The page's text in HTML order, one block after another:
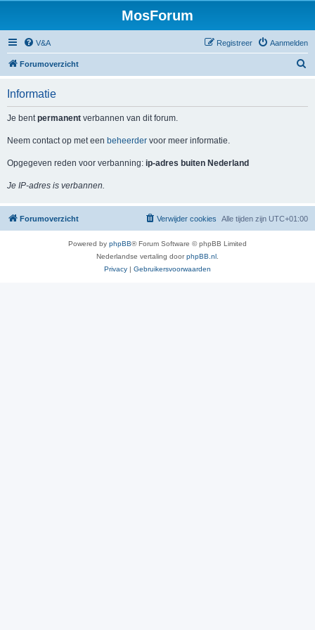
MosForum
V&A Aanmelden
Registreer
Forumoverzicht
Informatie
Je bentpermanent verbannen van dit forum.
Neem contact op met een beheerder voor meer informatie.
Opgegeven reden voor verbanning: ip-adres buiten Nederland
Je IP-adres is verbannen.
Forumoverzicht Alle tijden zijn UTC+01:00
Verwijder cookies
Powered by phpBB® Forum Software © phpBB Limited
Nederlandse vertaling doorphpBB.nl
Privacy | Gebruikersvoorwaarden